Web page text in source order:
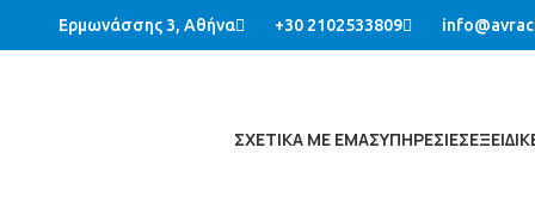
Ερμωνάσσης 3, Αθήνα +30 2102533809
ΣΧΕΤΙΚΑ ΜΕ ΕΜΑΣΥΠΗΡΕΣΙΕΣ